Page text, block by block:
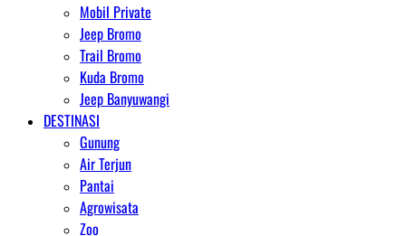
Mobil Private
Jeep Bromo
Trail Bromo
Kuda Bromo
Jeep Banyuwangi
DESTINASI
Gunung
Air Terjun
Pantai
Agrowisata
Zoo